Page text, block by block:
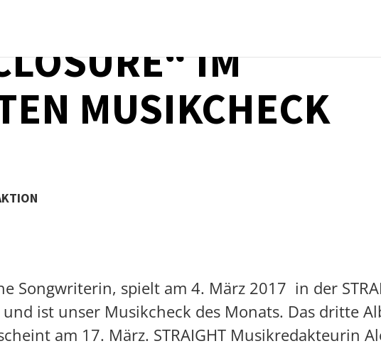
IM
MUSIKCHECK
Songwriterin, spielt am 4. März 2017 in der
und ist unser Musikcheck des Monats. Das dritte
am 17. März. STRAIGHT Musikredakteurin